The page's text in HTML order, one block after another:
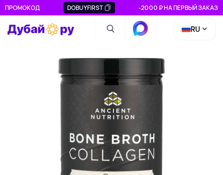
ПРОМОКОД DOBUYFIRST -2000 ₽ НА ПЕРВЫЙ ЗАКАЗ
RU